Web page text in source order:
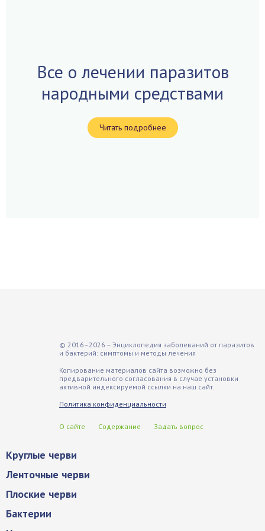
Все о лечении паразитов
народными средствами
Читать подробнее
© 2016–2026 – Энциклопедия заболеваний от паразитов
и бактерий: симптомы и методы лечения
Копирование материалов сайта возможно без
предварительного согласования в случае установки
активной индексируемой ссылки на наш сайт.
Политика конфиденциальности
О сайте Содержание Задать вопрос
Круглые черви
Ленточные черви
Плоские черви
Бактерии